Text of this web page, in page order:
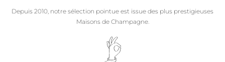
Depuis 2010, notre sélection pointue est issue des plus prestigieuses
Maisons de Champagne.